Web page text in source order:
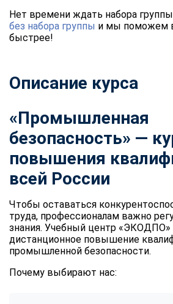
Нет времени ждать набора
без набора группы и мы поможем
быстрее!
Описание курса
«Промышленная
безопасность» —
повышения
всей России
Чтобы оставаться
труда, профессионалам важно
знания. Учебный центр «ЭКОДПО»
дистанционное повышение
промышленной безопасности.
Почему выбирают нас: